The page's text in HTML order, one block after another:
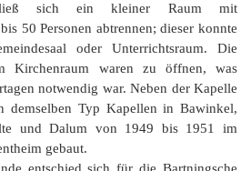
ließ sich ein kleiner Raum mit
50 Personen abtrennen; dieser konnte
oder Unterrichtsraum. Die
Kirchenraum waren zu öffnen, was
notwendig war. Neben der Kapelle
demselben Typ Kapellen in Bawinkel,
und Dalum von 1949 bis 1951 im
gebaut.